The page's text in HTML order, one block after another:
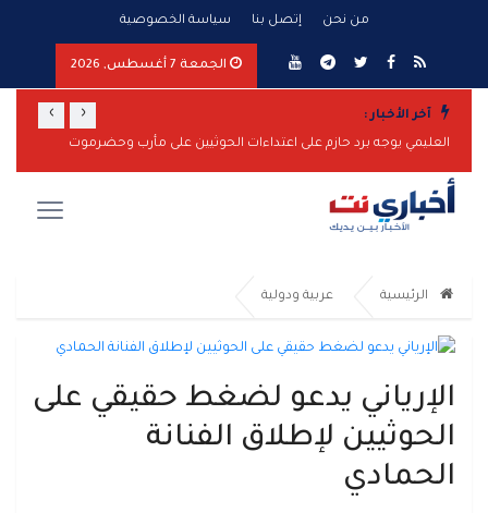
من نحن إتصل بنا سياسة الخصوصية
الجمعة 7 أغسطس, 2026
آخر الأخبار :
العليمي يوجه برد حازم على اعتداءات الحوثيين على مأرب وحضرموت
‹
›
الرئيسية عربية ودولية
الإرياني يدعو لضغط حقيقي على
الحوثيين لإطلاق الفنانة
الحمادي